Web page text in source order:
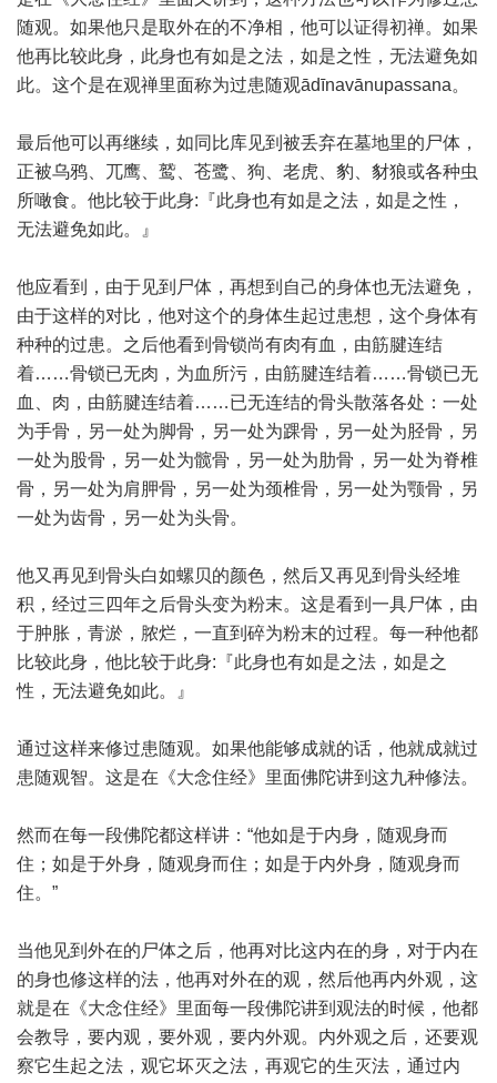
随观。如果他只是取外在的不净相，他可以证得初禅。如果
他再比较此身，此身也有如是之法，如是之性，无法避免如
此。这个是在观禅里面称为过患随观ādīnavānupassana。
最后他可以再继续，如同比库见到被丢弃在墓地里的尸体，
正被乌鸦、兀鹰、鹫、苍鹭、狗、老虎、豹、豺狼或各种虫
所噉食。他比较于此身:『此身也有如是之法，如是之性，
无法避免如此。』
他应看到，由于见到尸体，再想到自己的身体也无法避免，
由于这样的对比，他对这个的身体生起过患想，这个身体有
种种的过患。之后他看到骨锁尚有肉有血，由筋腱连结
着……骨锁已无肉，为血所污，由筋腱连结着……骨锁已无
血、肉，由筋腱连结着……已无连结的骨头散落各处：一处
为手骨，另一处为脚骨，另一处为踝骨，另一处为胫骨，另
一处为股骨，另一处为髋骨，另一处为肋骨，另一处为脊椎
骨，另一处为肩胛骨，另一处为颈椎骨，另一处为颚骨，另
一处为齿骨，另一处为头骨。
他又再见到骨头白如螺贝的颜色，然后又再见到骨头经堆
积，经过三四年之后骨头变为粉末。这是看到一具尸体，由
于肿胀，青淤，脓烂，一直到碎为粉末的过程。每一种他都
比较此身，他比较于此身:『此身也有如是之法，如是之
性，无法避免如此。』
通过这样来修过患随观。如果他能够成就的话，他就成就过
患随观智。这是在《大念住经》里面佛陀讲到这九种修法。
然而在每一段佛陀都这样讲：“他如是于内身，随观身而
住；如是于外身，随观身而住；如是于内外身，随观身而
住。”
当他见到外在的尸体之后，他再对比这内在的身，对于内在
的身也修这样的法，他再对外在的观，然后他再内外观，这
就是在《大念住经》里面每一段佛陀讲到观法的时候，他都
会教导，要内观，要外观，要内外观。内外观之后，还要观
察它生起之法，观它坏灭之法，再观它的生灭法，通过内